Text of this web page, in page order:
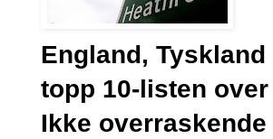
England,
topp 10-listen
Ikke